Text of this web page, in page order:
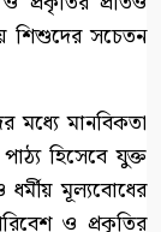
শিশুদের সচেতন
মধ্যে মানবিকতা
হিসেবে যুক্ত
মূল্যবোধের
ও প্রকৃতির